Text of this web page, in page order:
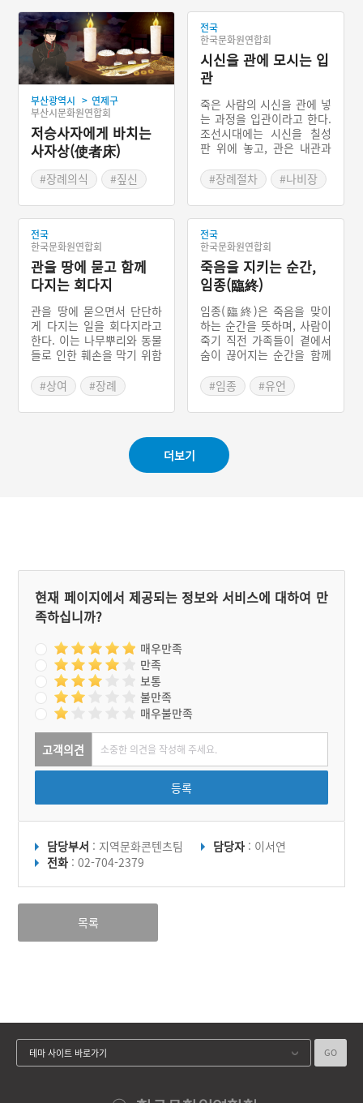
부산광역시 > 연제구
부산시문화원연합회
저승사자에게 바치는
사자상(使者床)
#장례의식
#짚신
#초혼
전국
한국문화원연합회
시신을 관에 모시는 입
관
죽은 사람의 시신을 관에 넣
는 과정을 입관이라고 한다.
조선시대에는 시신을 칠성
판 위에 놓고, 관은 내관과
공간에는 살아생전 입던 옷
등을 넣어 공간을 채운다.
과거 유교식 상례에서는 입
관하기까지 초혼, 습, 소렴,
대렴 등의 절차를 거치느라
3일이 걸렸지만, 현재는 전
문적인 시설이 생기면서 하
루로 절차가 축소되었다. 이
렇게 절차가 축소되면서 입
관이 중요해져, 과거에는 안
방에서 바로 하던 것을 요즘
은 따로 공간을 마련하여 진
행한다.
#장례절차
#나비장
#보공
#명정
전국
한국문화원연합회
관을 땅에 묻고 함께
다지는 회다지
관을 땅에 묻으면서 단단하
게 다지는 일을 회다지라고
한다. 이는 나무뿌리와 동물
들로 인한 훼손을 막기 위함
관을 묻는 것을 알리면서 망
자의 극락왕생을 비는 의식
이다. 강원도 횡성의 회다지
화재 제4호에 지정되어 있
#상여
#장례
전국
한국문화원연합회
죽음을 지키는 순간,
임종(臨終)
임종(臨終)은 죽음을 맞이
하는 순간을 뜻하며, 사람이
죽기 직전 가족들이 곁에서
숨이 끊어지는 순간을 함께
곁을 지키고 있는 가족들이
유언을 듣고 받아 적으며 죽
음을 확인한다. 임종은 본래
었으나 점차 하나의 의례로
자리를 잡기 시작했다.
#임종
#유언
더보기
현재 페이지에서 제공되는 정보와 서비스에 대하여 만
족하십니까?
매우만족
만족
보통
불만족
매우불만족
고객의견
등록
담당부서 : 지역문화콘텐츠팀 담당자 : 이서연
전화 : 02-704-2379
목록
테마 사이트 바로가기 GO